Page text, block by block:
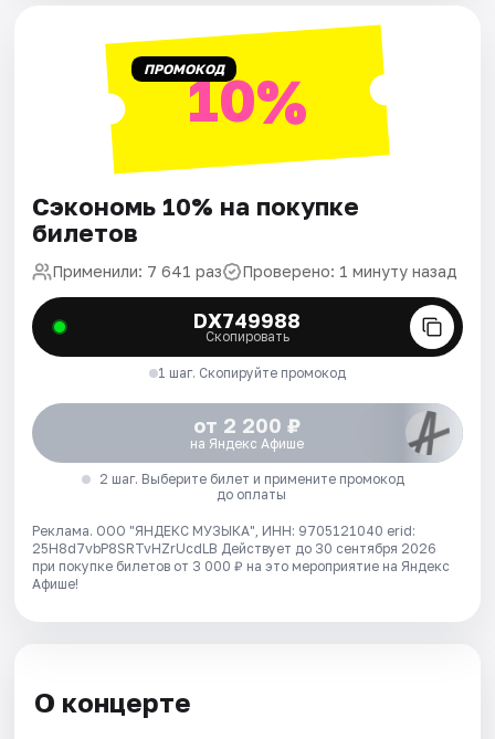
ПРОМОКОД10%
Сэкономь 10% на покупке
билетов
Применили: 7 641 раз Проверено: 1 минуту назад
DX749988
Скопировать
1 шаг. Скопируйте промокод
от 2 200 ₽
на Яндекс Афише
2 шаг. Выберите билет и примените промокод
до оплаты
Реклама. ООО "ЯНДЕКС МУЗЫКА", ИНН: 9705121040 erid:
25H8d7vbP8SRTvHZrUcdLB Действует до 30 сентября 2026
при покупке билетов от 3 000 ₽ на это мероприятие на Яндекс
Афише!
О концерте